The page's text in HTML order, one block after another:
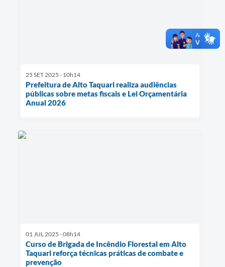
25 SET 2025 - 10h14
Prefeitura de Alto Taquari realiza audiências
públicas sobre metas fiscais e Lei Orçamentária
Anual 2026
01 JUL 2025 - 08h14
Curso de Brigada de Incêndio Florestal em Alto
Taquari reforça técnicas práticas de combate e
prevenção